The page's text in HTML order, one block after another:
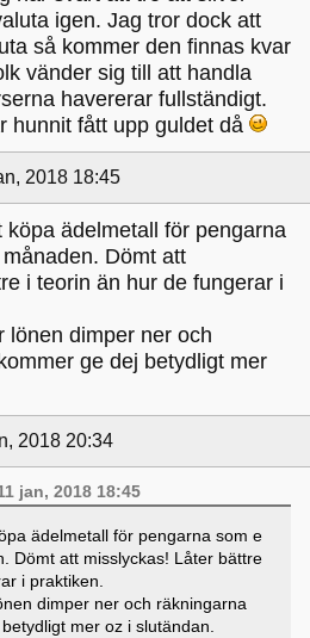
igen. Jag tror dock att
så kommer den finnas kvar
vänder sig till att handla
havererar fullständigt.
hunnit fått upp guldet då
2018 18:45
köpa ädelmetall för pengarna
Dömt att
i teorin än hur de fungerar i
lönen dimper ner och
ge dej betydligt mer
2018 20:34
jan, 2018 18:45
ädelmetall för pengarna som e
Dömt att misslyckas! Låter bättre
i praktiken.
dimper ner och räkningarna
mer oz i slutändan.